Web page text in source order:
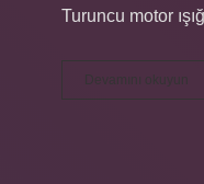
Turuncu motor
Devamını okuyun